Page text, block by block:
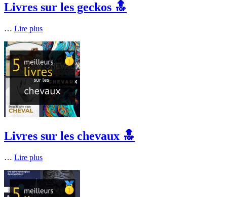
Livres sur les geckos 🔝
… Lire plus
Livres sur les chevaux 🔝
… Lire plus